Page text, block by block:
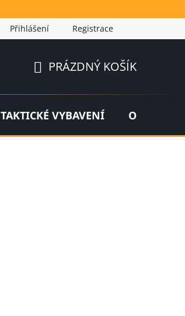
Přihlášení Registrace
KOŠÍK
PRÁZDNÝ KOŠÍK
TAKTICKÉ VYBAVENÍ OUTDOOR